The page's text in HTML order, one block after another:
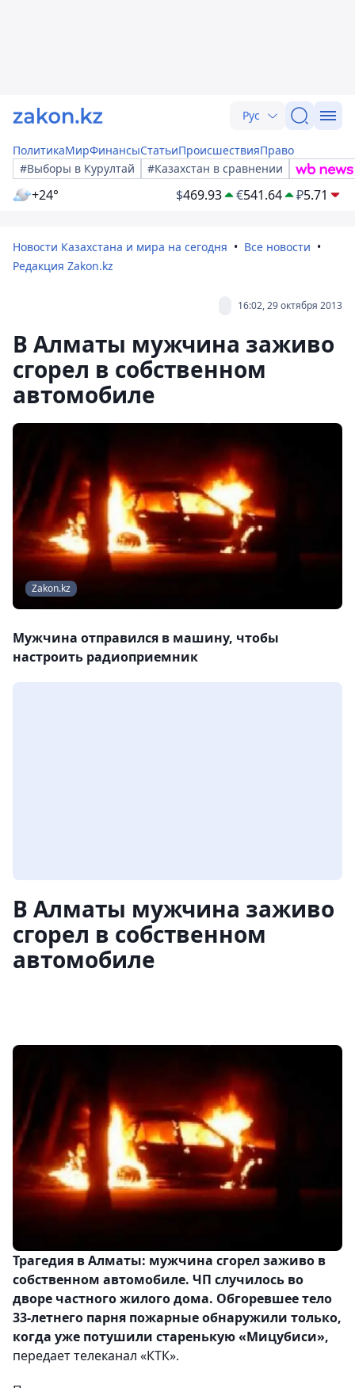
Рус
ПолитикаМирФинансыСтатьиПроисшествияПраво
#Выборы в Курултай
#Казахстан в сравнении
+24° $469.93 €541.64 ₽5.71
Новости Казахстана и мира на сегодня
Все новости
Редакция Zakon.kz
16:02, 29 октября 2013
В Алматы мужчина заживо
сгорел в собственном
автомобиле
Zakon.kz
Мужчина отправился в машину, чтобы
настроить радиоприемник
В Алматы мужчина заживо
сгорел в собственном
автомобиле
Трагедия в Алматы: мужчина сгорел заживо в
собственном автомобиле. ЧП случилось во
дворе частного жилого дома. Обгоревшее тело
33-летнего парня пожарные обнаружили только,
когда уже потушили старенькую «Мицубиси»,
передает телеканал «КТК».